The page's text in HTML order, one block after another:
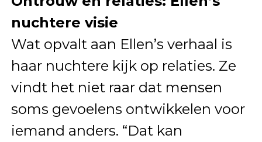
nuchtere visie
Wat opvalt aan Ellen’s verhaal is
haar nuchtere kijk op relaties. Ze
vindt het niet raar dat mensen
soms gevoelens ontwikkelen voor
iemand anders. “Dat kan